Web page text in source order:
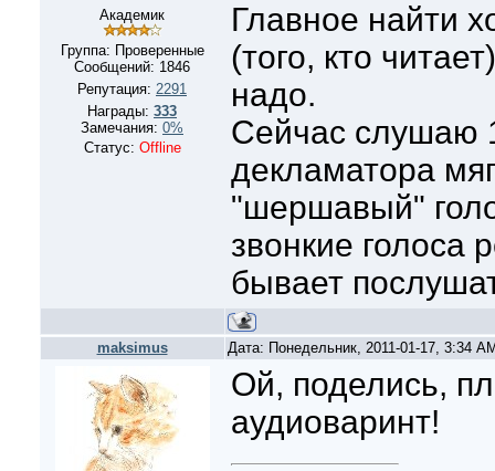
Академик
Группа: Проверенные
Сообщений: 1846
Репутация: 2291
Награды: 333
Замечания: 0%
Статус: Offline
Главное найти
(того, кто
надо.
Сейчас слушаю
декламатора
"шершавый"
звонкие голоса
бывает
maksimus Дата: Понедельник, 2011-01-17, 3:34
Ой, поделись,
аудиоваринт!